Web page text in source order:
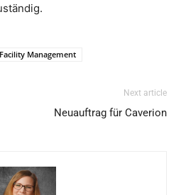
Management
Next article
Neuauftrag für Caverion